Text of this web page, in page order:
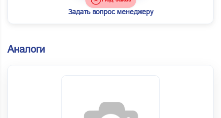
Задать вопрос менеджеру
Аналоги